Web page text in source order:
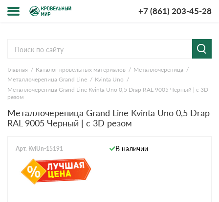
+7 (861) 203-45-28
компании
и оплата
ответы
Главная Каталог кровельных материалов
Металлочерепица
Металлочерепица Grand Line
Kvinta Uno
Металлочерепица Grand Line Kvinta Uno 0,5 Drap RAL 9005 Черный | c 3D
резом
Металлочерепица Grand Line Kvinta Uno 0,5 Drap
RAL 9005 Черный | c 3D резом
Арт. KviUn-15191 В наличии